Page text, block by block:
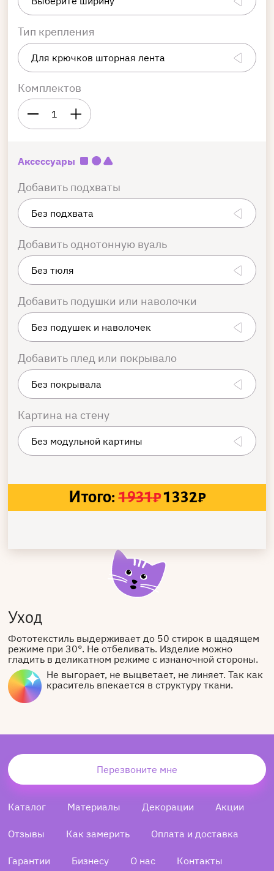
Тип крепления
Комплектов
1
Аксессуары
Добавить подхваты
Добавить однотонную вуаль
Добавить подушки или наволочки
Добавить плед или покрывало
Картина на стену
Итого: 1931₽1332₽
Уход
Фототекстиль выдерживает до 50 стирок в щадящем
режиме при 30°. Не отбеливать. Изделие можно
гладить в деликатном режиме с изнаночной стороны.
Не выгорает, не выцветает, не линяет. Так как
краситель впекается в структуру ткани.
Перезвоните мне
Каталог Материалы Декорации Акции
Отзывы Как замерить Оплата и доставка
Гарантии Бизнесу О нас Контакты